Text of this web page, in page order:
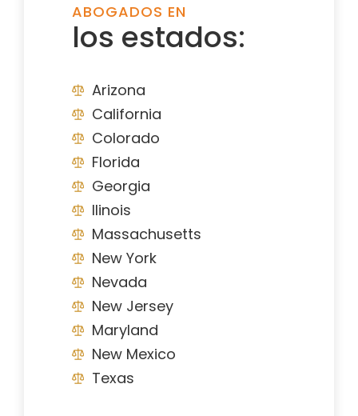
ABOGADOS EN
los estados:
Arizona
California
Colorado
Florida
Georgia
Ilinois
Massachusetts
New York
Nevada
New Jersey
Maryland
New Mexico
Texas